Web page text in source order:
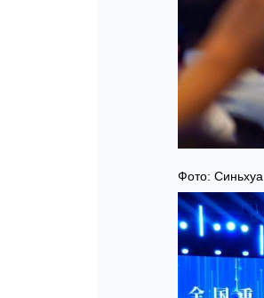
Фото: Синьхуа